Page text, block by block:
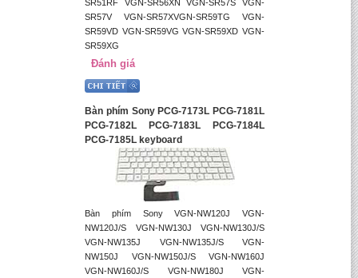
SR51RF VGN-SR56XN VGN-SR57S VGN-
SR57V VGN-SR57XVGN-SR59TG VGN-
SR59VD VGN-SR59VG VGN-SR59XD VGN-
SR59XG
Đánh giá
Bàn phím Sony PCG-7173L PCG-7181L
PCG-7182L PCG-7183L PCG-7184L
PCG-7185L keyboard
Bàn phím Sony VGN-NW120J VGN-
NW120J/S VGN-NW130J VGN-NW130J/S
VGN-NW135J VGN-NW135J/S VGN-
NW150J VGN-NW150J/S VGN-NW160J
VGN-NW160J/S VGN-NW180J VGN-